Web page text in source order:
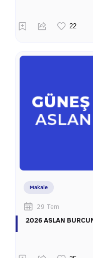
Makale
29 Tem
2026 ASLAN